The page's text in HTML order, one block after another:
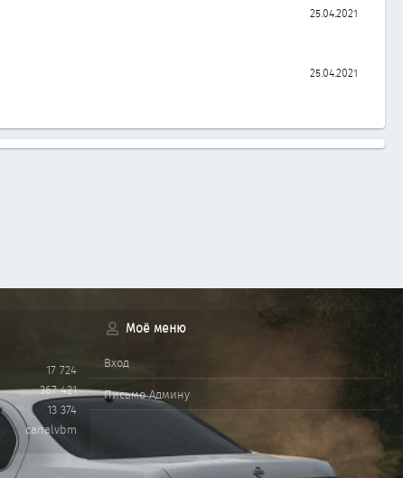
25.04.2021
25.04.2021
17 724
367 421
13 374
canalvbm
Моё меню
Вход
Письмо Админу